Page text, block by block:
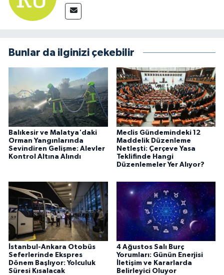
Bunlar da ilginizi çekebilir
Balıkesir ve Malatya'daki
Orman Yangınlarında
Sevindiren Gelişme: Alevler
Kontrol Altına Alındı
Meclis Gündemindeki 12
Maddelik Düzenleme
Netleşti: Çerçeve Yasa
Teklifinde Hangi
Düzenlemeler Yer Alıyor?
İstanbul-Ankara Otobüs
Seferlerinde Ekspres
Dönem Başlıyor: Yolculuk
Süresi Kısalacak
4 Ağustos Salı Burç
Yorumları: Günün Enerjisi
İletişim ve Kararlarda
Belirleyici Oluyor